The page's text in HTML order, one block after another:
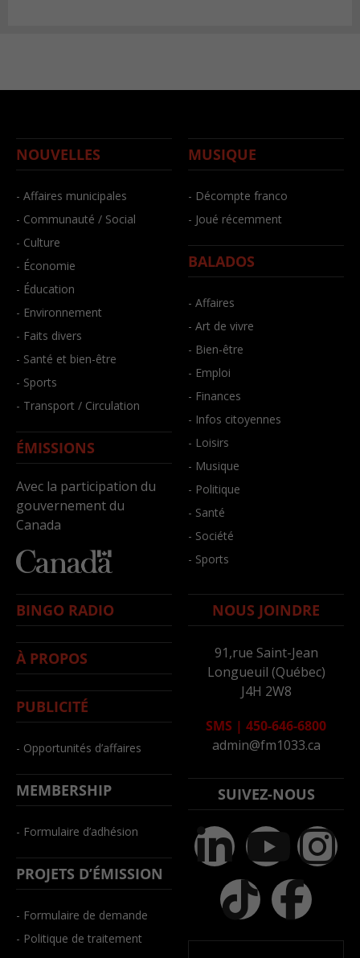
NOUVELLES
- Affaires municipales
- Communauté / Social
- Culture
- Économie
- Éducation
- Environnement
- Faits divers
- Santé et bien-être
- Sports
- Transport / Circulation
ÉMISSIONS
Avec la participation du
gouvernement du
Canada
MUSIQUE
- Décompte franco
- Joué récemment
BALADOS
- Affaires
- Art de vivre
- Bien-être
- Emploi
- Finances
- Infos citoyennes
- Loisirs
- Musique
- Politique
- Santé
- Société
- Sports
BINGO RADIO
À PROPOS
PUBLICITÉ
- Opportunités d’affaires
MEMBERSHIP
- Formulaire d’adhésion
PROJETS D’ÉMISSION
- Formulaire de demande
- Politique de traitement
NOUS JOINDRE
91,rue Saint-Jean
Longueuil (Québec)
J4H 2W8
SMS | 450-646-6800
admin@fm1033.ca
SUIVEZ-NOUS